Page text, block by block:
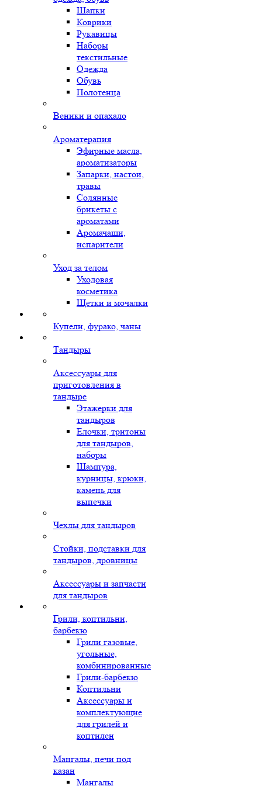
Шапки
Коврики
Рукавицы
Наборы
текстильные
Одежда
Обувь
Полотенца
Веники и опахало
Ароматерапия
Эфирные масла,
ароматизаторы
Запарки, настои,
травы
Солянные
брикеты с
ароматами
Аромачаши,
испарители
Уход за телом
Уходовая
косметика
Щетки и мочалки
Купели, фурако, чаны
Тандыры
Аксессуары для
приготовления в
тандыре
Этажерки для
тандыров
Елочки, тритоны
для тандыров,
наборы
Шампура,
курницы, крюки,
камень для
выпечки
Чехлы для тандыров
Стойки, подставки для
тандыров, дровницы
Аксессуары и запчасти
для тандыров
Грили, коптильни,
барбекю
Грили газовые,
угольные,
комбинированные
Грили-барбекю
Коптильни
Аксессуары и
комплектующие
для грилей и
коптилен
Мангалы, печи под
казан
Мангалы